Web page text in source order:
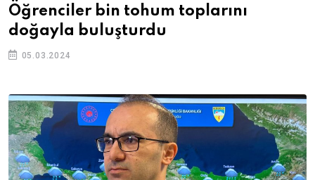
Öğrenciler bin tohum toplarını
doğayla buluşturdu
05.03.2024